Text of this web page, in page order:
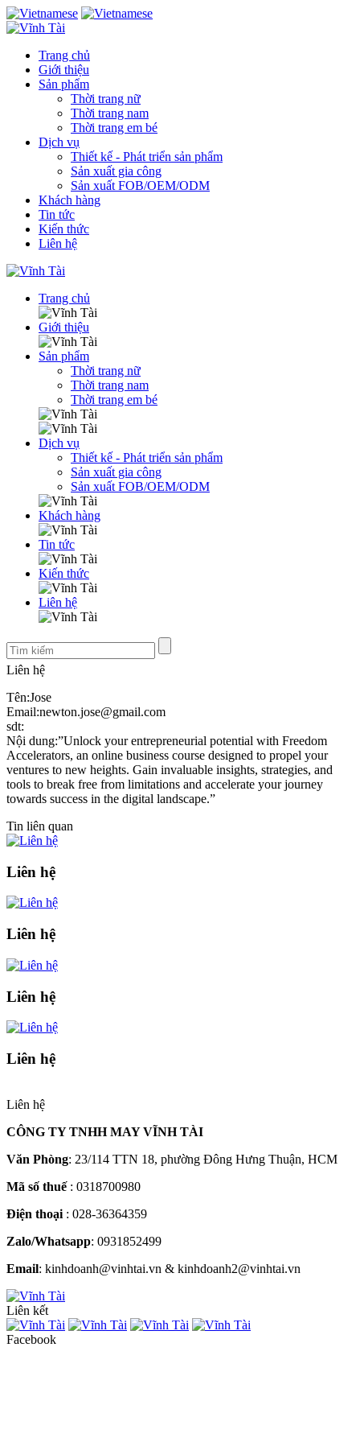
Trang chủ
Giới thiệu
Sản phẩm
Thời trang nữ
Thời trang nam
Thời trang em bé
Dịch vụ
Thiết kế - Phát triển sản phẩm
Sản xuất gia công
Sản xuất FOB/OEM/ODM
Khách hàng
Tin tức
Kiến thức
Liên hệ
Trang chủ
Giới thiệu
Sản phẩm
Thời trang nữ
Thời trang nam
Thời trang em bé
Dịch vụ
Thiết kế - Phát triển sản phẩm
Sản xuất gia công
Sản xuất FOB/OEM/ODM
Khách hàng
Tin tức
Kiến thức
Liên hệ
Liên hệ
Tên:Jose
Email:newton.jose@gmail.com
sdt:
Nội dung:”Unlock your entrepreneurial potential with Freedom
Accelerators, an online business course designed to propel your
ventures to new heights. Gain invaluable insights, strategies, and
tools to break free from limitations and accelerate your journey
towards success in the digital landscape.”
Tin liên quan
Liên hệ
Liên hệ
Liên hệ
Liên hệ
Liên hệ
CÔNG TY TNHH MAY VĨNH TÀI
Văn Phòng: 23/114 TTN 18, phường Đông Hưng Thuận, HCM
Mã số thuế : 0318700980
Điện thoại : 028-36364359
Zalo/Whatsapp: 0931852499
Email: kinhdoanh@vinhtai.vn & kinhdoanh2@vinhtai.vn
Liên kết
Facebook